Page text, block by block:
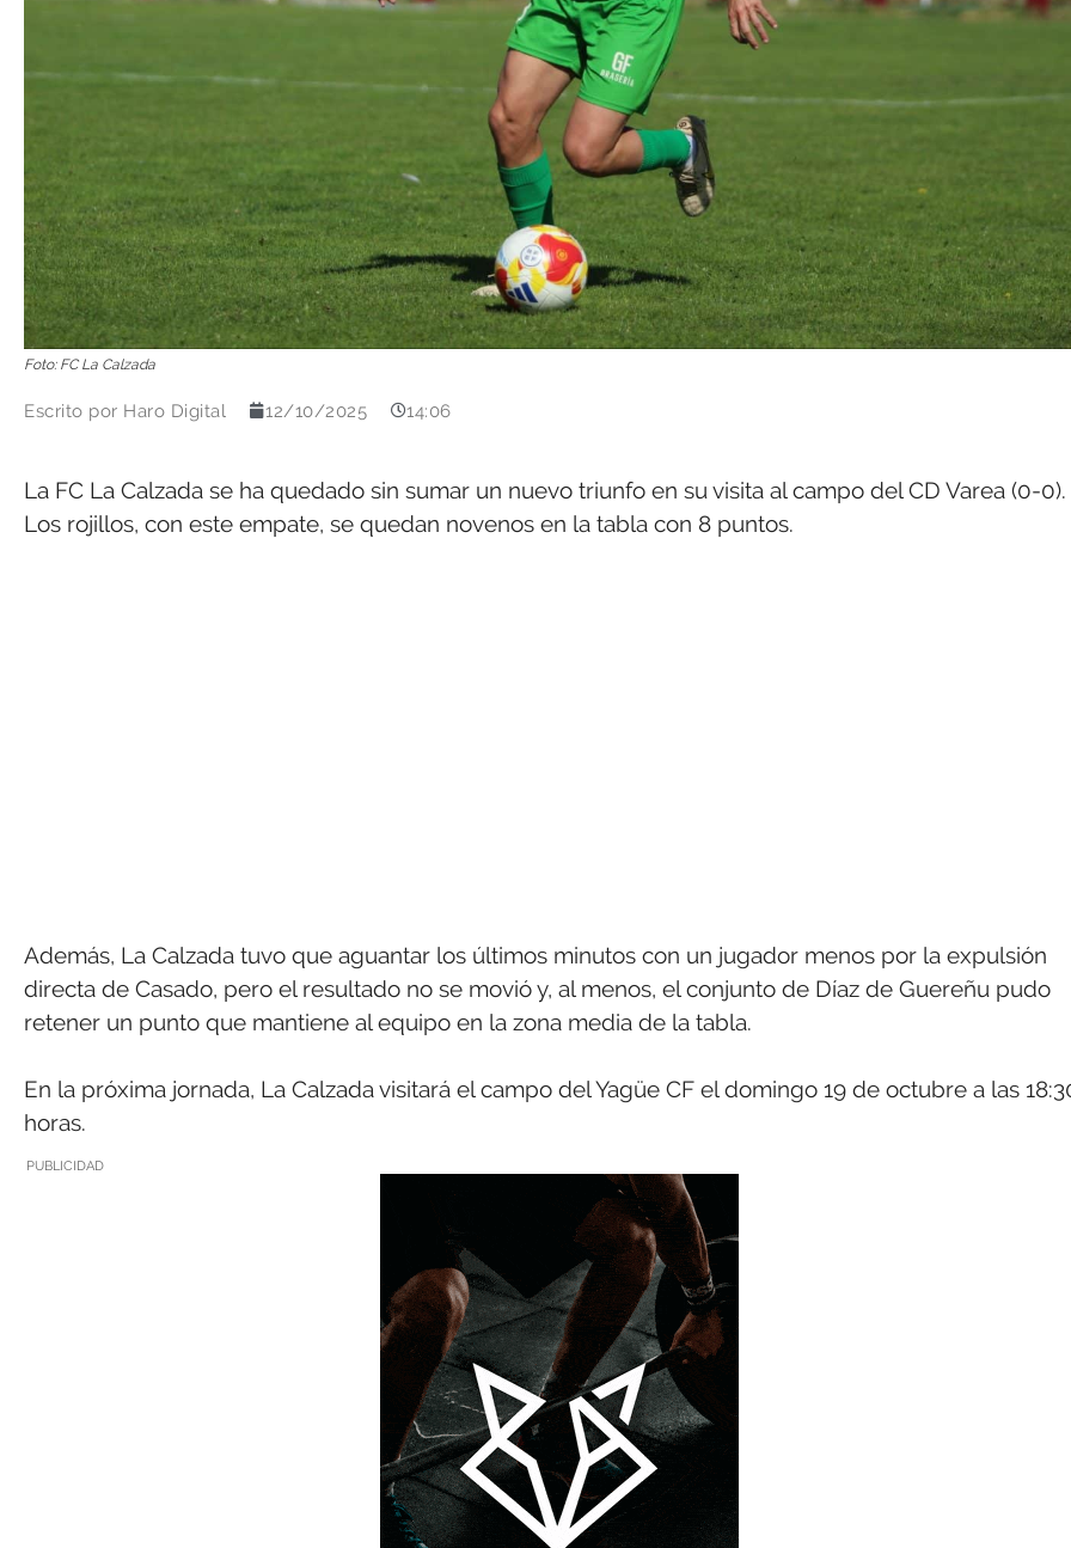
Foto: FC La Calzada
Escrito por Haro Digital 12/10/2025 14:06
La FC La Calzada se ha quedado sin sumar un nuevo triunfo en su visita al campo del CD Varea (0-0).
Los rojillos, con este empate, se quedan novenos en la tabla con 8 puntos.
Además, La Calzada tuvo que aguantar los últimos minutos con un jugador menos por la expulsión
directa de Casado, pero el resultado no se movió y, al menos, el conjunto de Díaz de Guereñu pudo
retener un punto que mantiene al equipo en la zona media de la tabla.
En la próxima jornada, La Calzada visitará el campo del Yagüe CF el domingo 19 de octubre a las
horas.
PUBLICIDAD